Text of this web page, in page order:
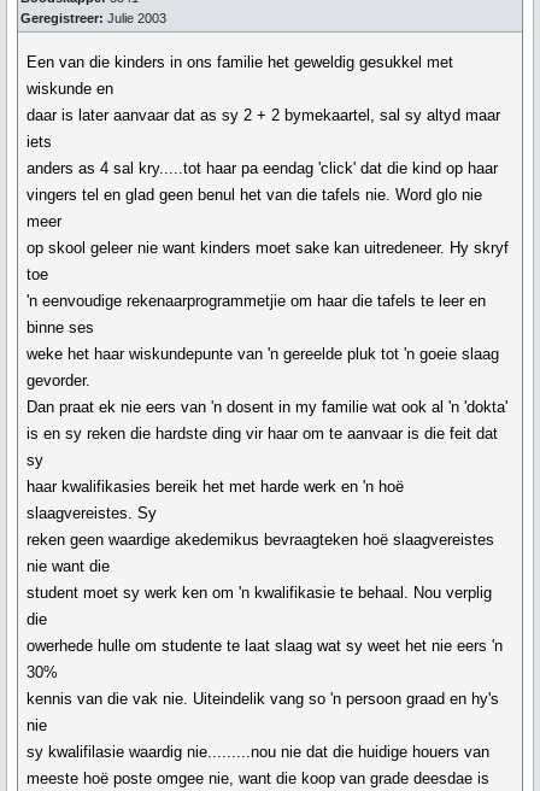
Geregistreer: Julie 2003
Een van die kinders in ons familie het geweldig gesukkel met
wiskunde en
daar is later aanvaar dat as sy 2 + 2 bymekaartel, sal sy altyd maar
iets
anders as 4 sal kry.....tot haar pa eendag 'click' dat die kind op haar
vingers tel en glad geen benul het van die tafels nie. Word glo nie
meer
op skool geleer nie want kinders moet sake kan uitredeneer. Hy skryf
toe
'n eenvoudige rekenaarprogrammetjie om haar die tafels te leer en
binne ses
weke het haar wiskundepunte van 'n gereelde pluk tot 'n goeie slaag
gevorder.
Dan praat ek nie eers van 'n dosent in my familie wat ook al 'n 'dokta'
is en sy reken die hardste ding vir haar om te aanvaar is die feit dat
sy
haar kwalifikasies bereik het met harde werk en 'n hoë
slaagvereistes. Sy
reken geen waardige akedemikus bevraagteken hoë slaagvereistes
nie want die
student moet sy werk ken om 'n kwalifikasie te behaal. Nou verplig
die
owerhede hulle om studente te laat slaag wat sy weet het nie eers 'n
30%
kennis van die vak nie. Uiteindelik vang so 'n persoon graad en hy's
nie
sy kwalifilasie waardig nie.........nou nie dat die huidige houers van
meeste hoë poste omgee nie, want die koop van grade deesdae is